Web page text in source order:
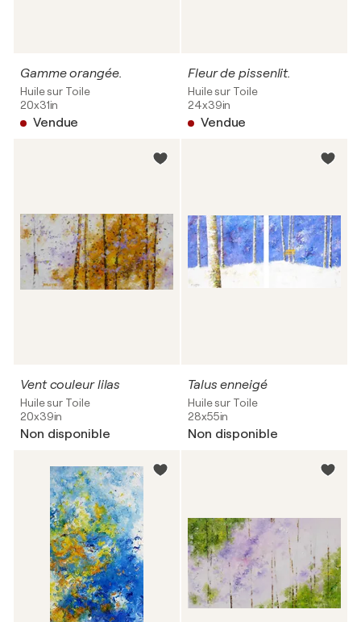
Gamme orangée.
Huile sur Toile
20x31in
Vendue
Fleur de pissenlit.
Huile sur Toile
24x39in
Vendue
Vent couleur lilas
Huile sur Toile
20x39in
Non disponible
Talus enneigé
Huile sur Toile
28x55in
Non disponible